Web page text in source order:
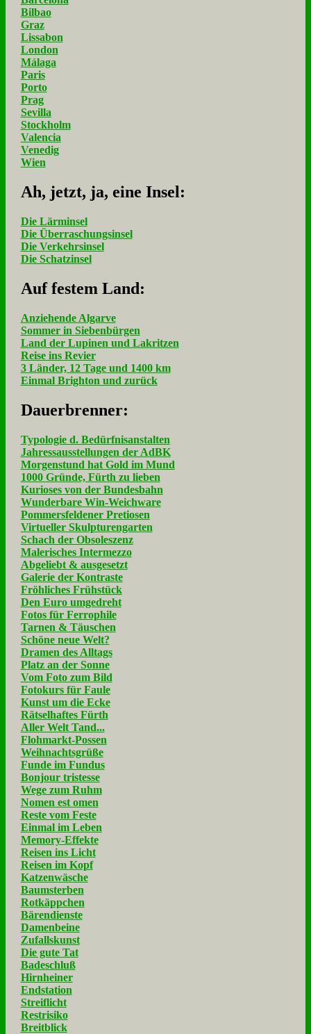
Bilbao
Graz
Lissabon
London
Málaga
Paris
Porto
Prag
Sevilla
Stockholm
Valencia
Venedig
Wien
Ah, jetzt, ja, ei­ne In­sel:
Die Lärminsel
Die Überraschungsinsel
Die Verkehrsinsel
Die Schatzinsel
Auf fe­stem Land:
Anziehende Algarve
Sommer in Siebenbürgen
Land der Lupinen und Lakritzen
Reise ins Revier
3 Länder, 12 Tage und 1400 km
Einmal Brighton und zurück
Dau­er­bren­ner:
Typologie d. Bedürfnisanstalten
Jahressausstellungen der AdBK
Morgenstund hat Gold im Mund
1000 Gründe, Fürth zu lieben
Kurioses von der Bundesbahn
Wunderbare Win-Weichware
Pommersfeldener Pretiosen
Virtueller Skulpturengarten
Schach der Obsoleszenz
Malerisches Intermezzo
Abgeliebt & ausgesetzt
Galerie der Kontraste
Fröhliches Frühstück
Den Euro umgedreht
Fotos für Ferrophile
Tarnen & Täuschen
Schöne neue Welt?
Dramen des Alltags
Platz an der Sonne
Vom Foto zum Bild
Fotokurs für Faule
Kunst um die Ecke
Rätselhaftes Fürth
Aller Welt Tand...
Flohmarkt-Possen
Weihnachtsgrüße
Funde im Fundus
Bonjour tristesse
Wege zum Ruhm
Nomen est omen
Reste vom Feste
Einmal im Leben
Memory-Effekte
Reisen ins Licht
Reisen im Kopf
Katzenwäsche
Baumsterben
Rotkäppchen
Bärendienste
Damenbeine
Zufallskunst
Die gute Tat
Badeschluß
Hirnheiner
Endstation
Streiflicht
Restrisiko
Breitblick